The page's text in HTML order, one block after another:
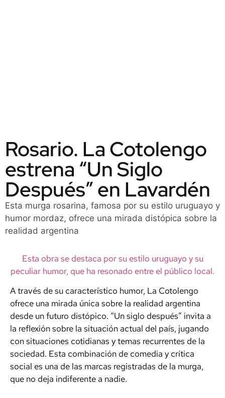
Rosario. La Cotolengo
estrena “Un Siglo
Después” en Lavardén
Esta murga rosarina, famosa por su estilo uruguayo y
humor mordaz, ofrece una mirada distópica sobre la
realidad argentina
Esta obra se destaca por su estilo uruguayo y su
peculiar humor, que ha resonado entre el público local.
A través de su característico humor, La Cotolengo
ofrece una mirada única sobre la realidad argentina
desde un futuro distópico. “Un siglo después” invita a
la reflexión sobre la situación actual del país, jugando
con situaciones cotidianas y temas recurrentes de la
sociedad. Esta combinación de comedia y crítica
social es una de las marcas registradas de la murga,
que no deja indiferente a nadie.